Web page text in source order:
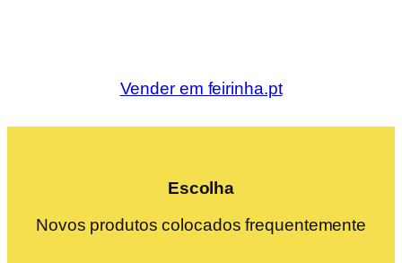
Vender em feirinha.pt
Escolha
Novos produtos colocados frequentemente